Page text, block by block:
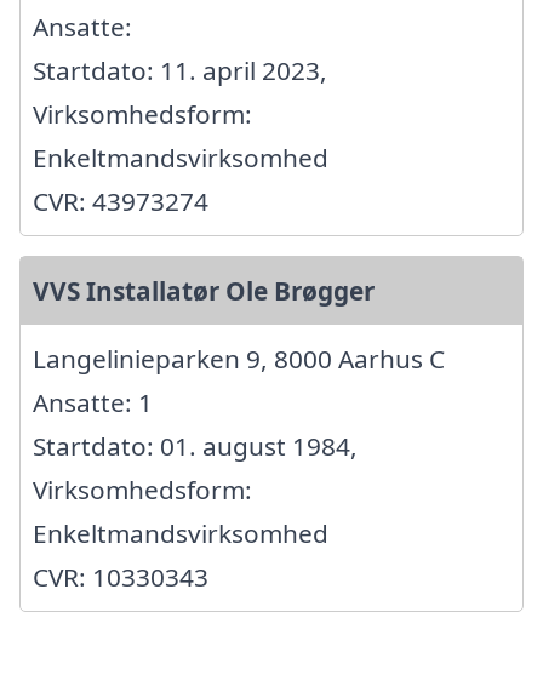
Ansatte:
Startdato: 11. april 2023,
Virksomhedsform:
Enkeltmandsvirksomhed
CVR: 43973274
VVS Installatør Ole Brøgger
Langelinieparken 9, 8000 Aarhus C
Ansatte: 1
Startdato: 01. august 1984,
Virksomhedsform:
Enkeltmandsvirksomhed
CVR: 10330343